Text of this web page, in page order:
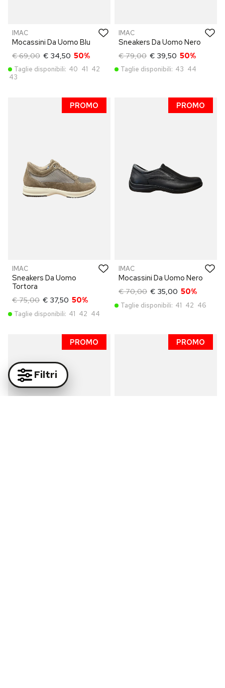
IMAC
Mocassini Da Uomo Blu
€ 69,00 € 34,50 50%
Taglie disponibili: 40 41 42
43
IMAC
Sneakers Da Uomo Nero
€ 79,00 € 39,50 50%
Taglie disponibili: 43 44
PROMO
IMAC
Sneakers Da Uomo
Tortora
€ 75,00 € 37,50 50%
Taglie disponibili: 41 42 44
PROMO
IMAC
Mocassini Da Uomo Nero
€ 70,00 € 35,00 50%
Taglie disponibili: 41 42 46
PROMO PROMO
Filtri